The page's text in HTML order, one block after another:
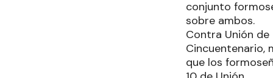
conjunto
sobre ambos.
Contra Unión de
Cincuentenario,
que los